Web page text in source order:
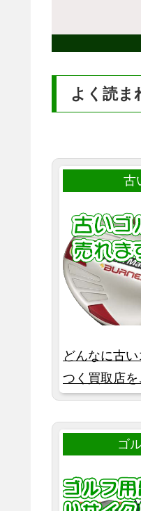
よく読ま
古
どんなに古
つく買取店
ゴ